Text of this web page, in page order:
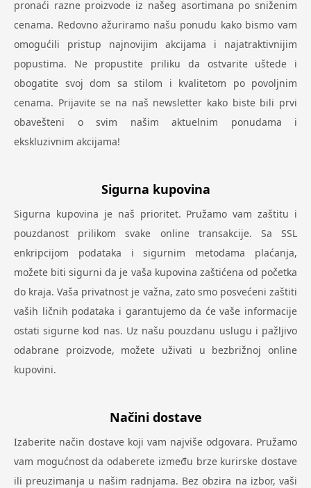
pronaći razne proizvode iz našeg asortimana po sniženim
cenama. Redovno ažuriramo našu ponudu kako bismo vam
omogućili pristup najnovijim akcijama i najatraktivnijim
popustima. Ne propustite priliku da ostvarite uštede i
obogatite svoj dom sa stilom i kvalitetom po povoljnim
cenama. Prijavite se na naš newsletter kako biste bili prvi
obavešteni o svim našim aktuelnim ponudama i
ekskluzivnim akcijama!
Sigurna kupovina
Sigurna kupovina je naš prioritet. Pružamo vam zaštitu i
pouzdanost prilikom svake online transakcije. Sa SSL
enkripcijom podataka i sigurnim metodama plaćanja,
možete biti sigurni da je vaša kupovina zaštićena od početka
do kraja. Vaša privatnost je važna, zato smo posvećeni zaštiti
vaših ličnih podataka i garantujemo da će vaše informacije
ostati sigurne kod nas. Uz našu pouzdanu uslugu i pažljivo
odabrane proizvode, možete uživati u bezbrižnoj online
kupovini.
Načini dostave
Izaberite način dostave koji vam najviše odgovara. Pružamo
vam mogućnost da odaberete između brze kurirske dostave
ili preuzimanja u našim radnjama. Bez obzira na izbor, vaši